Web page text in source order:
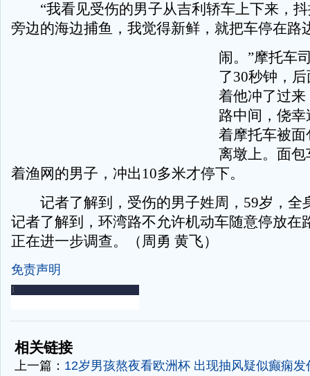
“我看见受伤的男子从吉利轿车上下来，抖
旁边的海边捕鱼，我觉得新鲜，就把车停在路
闹。”摩托车
了30秒钟，
着他冲了过
路中间，侥
着摩托车被
离墩上。面
着渔网的男子，冲出10多米才停下。
记者了解到，受伤的男子姓周，59岁，全
记者了解到，环湾路不允许机动车随意停放在
正在进一步调查。（周勇 黄飞）
免责声明
-
相关链接
上一篇： 12岁男孩熬夜看欧洲杯 出现抽风疑似癫痫发